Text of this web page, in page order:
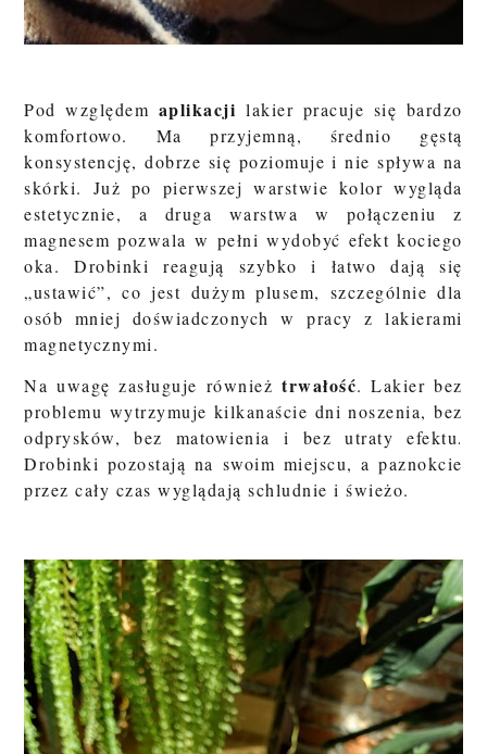
Pod względem aplikacji lakier pracuje się bardzo
komfortowo. Ma przyjemną, średnio gęstą
konsystencję, dobrze się poziomuje i nie spływa na
skórki. Już po pierwszej warstwie kolor wygląda
estetycznie, a druga warstwa w połączeniu z
magnesem pozwala w pełni wydobyć efekt kociego
oka. Drobinki reagują szybko i łatwo dają się
„ustawić”, co jest dużym plusem, szczególnie dla
osób mniej doświadczonych w pracy z lakierami
magnetycznymi.
Na uwagę zasługuje równieżtrwałość. Lakier bez
problemu wytrzymuje kilkanaście dni noszenia, bez
odprysków, bez matowienia i bez utraty efektu.
Drobinki pozostają na swoim miejscu, a paznokcie
przez cały czas wyglądają schludnie i świeżo.